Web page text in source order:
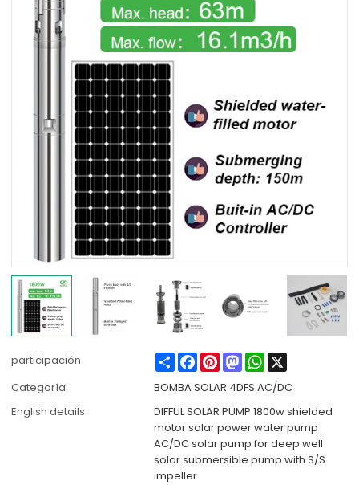
participación ShareFacebook
PinterestMastodonWhatsApp
Categoría
BOMBA SOLAR 4DFS AC/DC
English details
DIFFUL SOLAR PUMP 1800w shielded
motor solar power water pump
AC/DC solar pump for deep well
solar submersible pump with S/S
impeller